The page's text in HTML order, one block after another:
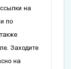
на
по
Заходите
на